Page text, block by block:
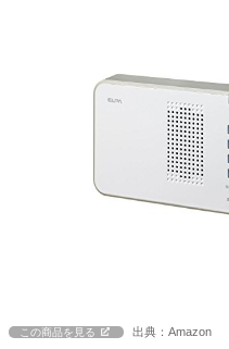
この商品を見る 出典：Amazon